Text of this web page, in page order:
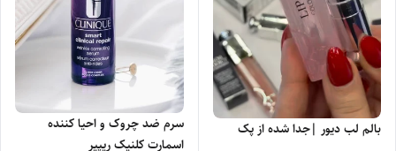
بالم لب دیور |جدا شده از پک
سرم ضد چروک و احیا کننده
اسمارت کلنیک ریپیر